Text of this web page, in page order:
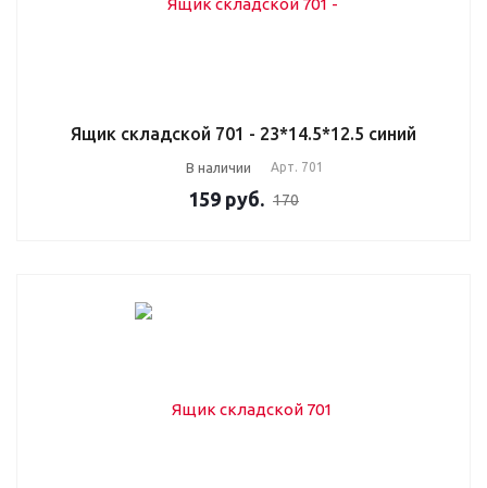
Ящик складской 701 - 23*14.5*12.5 синий
В наличии Арт. 701
159 руб. 170